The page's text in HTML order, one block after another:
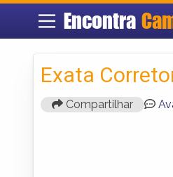
Encontra
Exata
Compartilhar